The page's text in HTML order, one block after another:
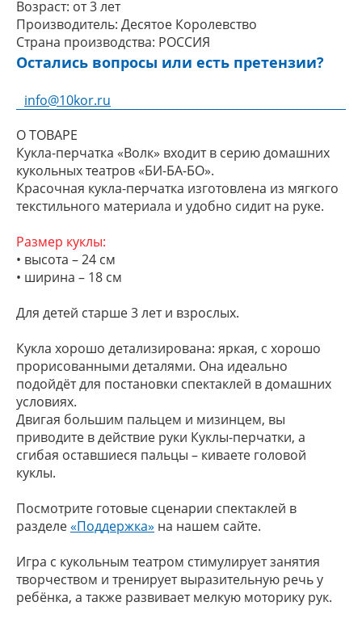
Возраст: от 3 лет
Производитель: Десятое Королевство
Страна производства: РОССИЯ
Остались вопросы или есть претензии?
info@10kor.ru
О ТОВАРЕ
Кукла-перчатка «Волк» входит в серию домашних
кукольных театров «БИ-БА-БО».
Красочная кукла-перчатка изготовлена из мягкого
текстильного материала и удобно сидит на руке.
Размер куклы:
• высота – 24 см
• ширина – 18 см
Для детей старше 3 лет и взрослых.
Кукла хорошо детализирована: яркая, с хорошо
прорисованными деталями. Она идеально
подойдёт для постановки спектаклей в домашних
условиях.
Двигая большим пальцем и мизинцем, вы
приводите в действие руки Куклы-перчатки, а
сгибая оставшиеся пальцы – киваете головой
куклы.
Посмотрите готовые сценарии спектаклей в
разделе«Поддержка» на нашем сайте.
Игра с кукольным театром стимулирует занятия
творчеством и тренирует выразительную речь у
ребёнка, а также развивает мелкую моторику рук.